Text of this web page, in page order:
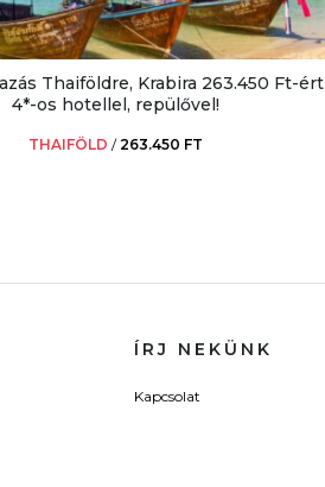
Thaiföldre, Krabira 263.450 Ft-ért
4*-os hotellel, repülővel!
THAIFÖLD /263.450 FT
ÍRJ NEKÜNK
Kapcsolat